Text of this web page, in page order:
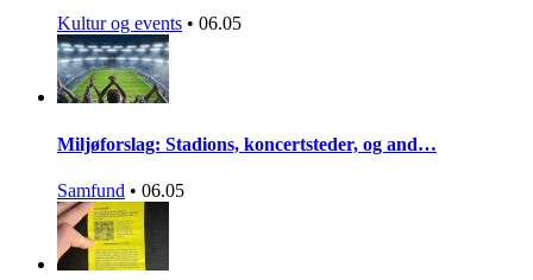
Kultur og events • 06.05
Miljøforslag: Stadions, koncertsteder, og and…
Samfund • 06.05